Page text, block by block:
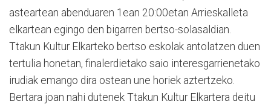
asteartean abenduaren 1ean 20:00etan Arrieskalleta
elkartean egingo den bigarren bertso-solasaldian.
Ttakun Kultur Elkarteko bertso eskolak antolatzen duen
tertulia honetan, finalerdietako saio interesgarrienetako
irudiak emango dira ostean une horiek aztertzeko.
Bertara joan nahi dutenek Ttakun Kultur Elkartera deitu